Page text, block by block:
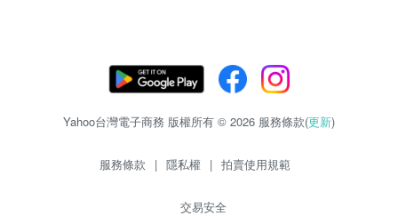
Yahoo台灣電子商務 版權所有 © 2026 服務條款(更新)
服務條款 | 隱私權 | 拍賣使用規範
交易安全